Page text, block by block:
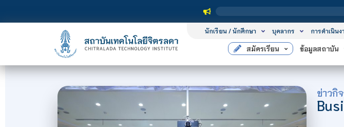
นักเรียน / นักศึกษา บุคลากร การดำเนิน
สมัครเรียน ข้อมูลสถาบัน
ข่าวกิ